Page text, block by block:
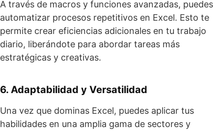
A través de macros y funciones avanzadas, puedes
automatizar procesos repetitivos en Excel. Esto te
permite crear eficiencias adicionales en tu trabajo
diario, liberándote para abordar tareas más
estratégicas y creativas.
6. Adaptabilidad y Versatilidad
Una vez que dominas Excel, puedes aplicar tus
habilidades en una amplia gama de sectores y